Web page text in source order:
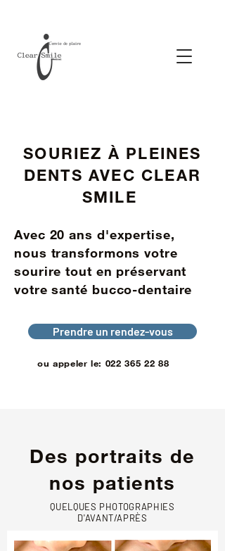
SOURIEZ À PLEINES
DENTS AVEC CLEAR
SMILE
Avec 20 ans d'expertise,
nous transformons votre
sourire tout en préservant
votre santé bucco-dentaire
Prendre un rendez-vous
ou appeler le: 022 365 22 88
Des portraits de
nos patients
QUELQUES PHOTOGRAPHIES
D'AVANT/APRÈS